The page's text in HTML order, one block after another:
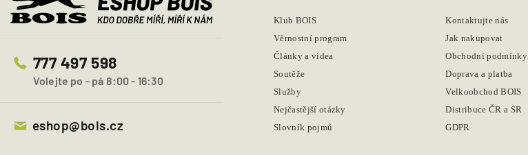
777 497 598
Volejte po - pá 8:00 - 16:30
eshop@bois.cz
Klub BOIS
Věrnostní program
Články a videa
Soutěže
Služby
Nejčastější otázky
Slovník pojmů
Kontaktujte nás
Jak nakupovat
Obchodní podmínky
Doprava a platba
Velkoobchod BOIS
Distribuce ČR a SR
GDPR